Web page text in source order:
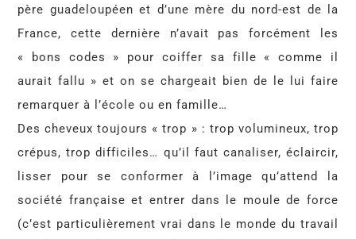
père guadeloupéen et d’une mère du nord-est de la
France, cette dernière n’avait pas forcément les
« bons codes » pour coiffer sa fille « comme il
aurait fallu » et on se chargeait bien de le lui faire
remarquer à l’école ou en famille…
Des cheveux toujours « trop » : trop volumineux, trop
crépus, trop difficiles… qu’il faut canaliser, éclaircir,
lisser pour se conformer à l’image qu’attend la
société française et entrer dans le moule de force
(c’est particulièrement vrai dans le monde du travail